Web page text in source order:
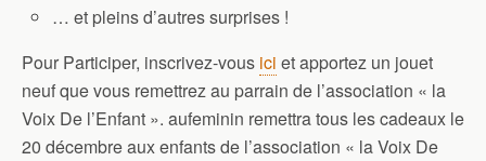
… et pleins d’autres surprises !
Pour Participer, inscrivez-vous ici et apportez un jouet
neuf que vous remettrez au parrain de l’association « la
Voix De l’Enfant ». aufeminin remettra tous les cadeaux le
20 décembre aux enfants de l’association « la Voix De